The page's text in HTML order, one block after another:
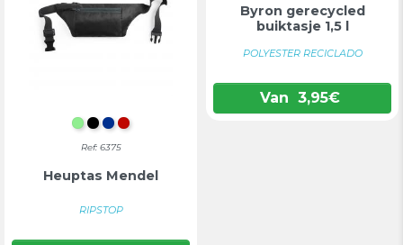
LICHTGROEN
ZWART
BLAUW
ROOD
Ref: 6375
Heuptas Mendel
RIPSTOP
Byron gerecycled
buiktasje 1,5 l
POLYESTER RECICLADO
Van 3,95€